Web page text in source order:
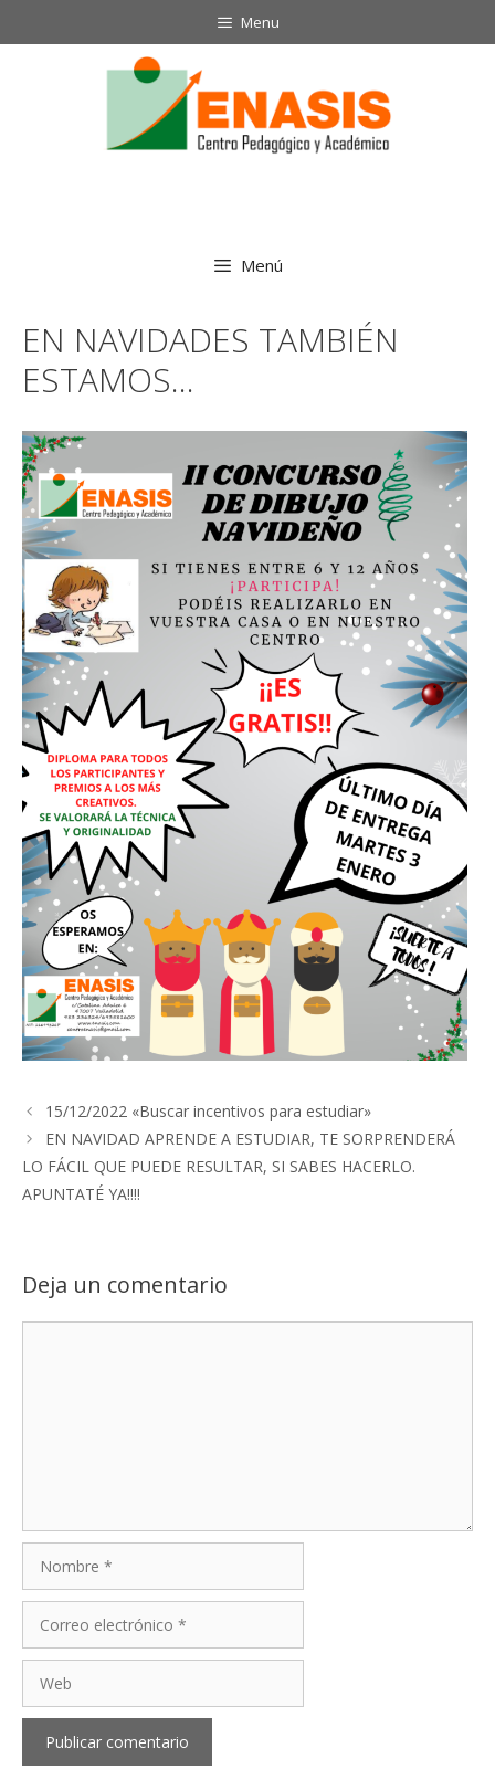
Menu
Menú
EN NAVIDADES TAMBIÉN
ESTAMOS…
15/12/2022 «Buscar incentivos para estudiar»
EN NAVIDAD APRENDE A ESTUDIAR, TE SORPRENDERÁ
LO FÁCIL QUE PUEDE RESULTAR, SI SABES HACERLO.
APUNTATÉ YA!!!!
Deja un comentario
electrónico